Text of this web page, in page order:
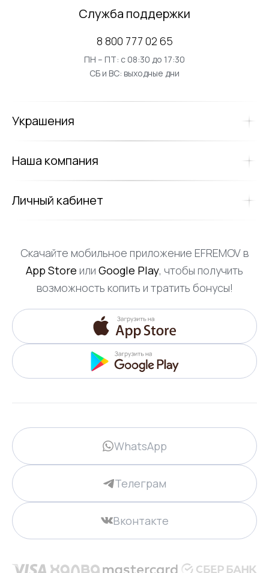
Служба поддержки
8 800 777 02 65
ПН – ПТ: с 08:30 до 17:30
СБ и ВС: выходные дни
Украшения
Наша компания
Личный кабинет
Скачайте мобильное приложение EFREMOV в
App Store или Google Play, чтобы получить
возможность копить и тратить бонусы!
WhatsApp
Телеграм
Вконтакте